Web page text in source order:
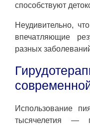
способствуют
Неудивительно,
впечатляющие
разных
Использование
тысячелетия —